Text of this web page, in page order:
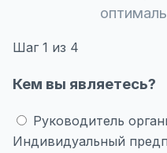
Шаг 1 из 4
Кем вы являетесь?
Руководитель
Индивидуальный